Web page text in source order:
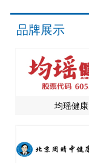
品牌展示
均瑶健康